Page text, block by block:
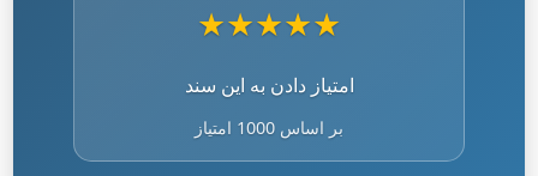
★
★
★
★
★
امتیاز دادن به این سند
بر اساس 1000 امتیاز